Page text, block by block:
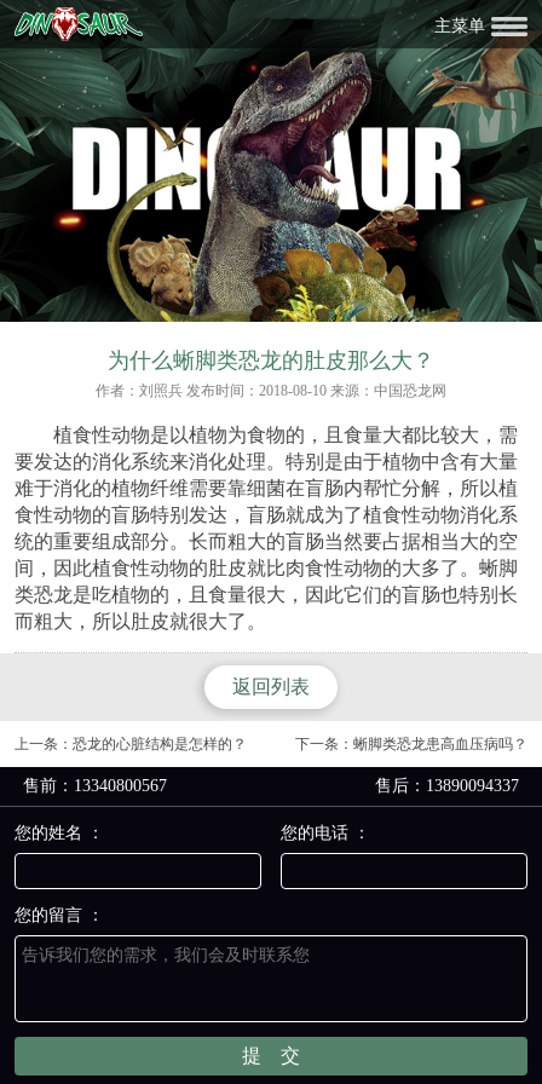
主菜单
为什么蜥脚类恐龙的肚皮那么大？
作者：刘照兵 发布时间：2018-08-10 来源：中国恐龙网
植食性动物是以植物为食物的，且食量大都比较大，需
要发达的消化系统来消化处理。特别是由于植物中含有大量
难于消化的植物纤维需要靠细菌在盲肠内帮忙分解，所以植
食性动物的盲肠特别发达，盲肠就成为了植食性动物消化系
统的重要组成部分。长而粗大的盲肠当然要占据相当大的空
间，因此植食性动物的肚皮就比肉食性动物的大多了。蜥脚
类恐龙是吃植物的，且食量很大，因此它们的盲肠也特别长
而粗大，所以肚皮就很大了。
返回列表
上一条： 恐龙的心脏结构是怎样的？ 下一条： 蜥脚类恐龙患高血压病吗？
售前：13340800567 售后：13890094337
您的姓名 ： 您的电话 ：
您的留言 ：